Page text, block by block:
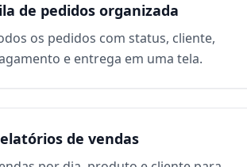
de pedidos organizada
os pedidos com status, cliente,
e entrega em uma tela.
de vendas